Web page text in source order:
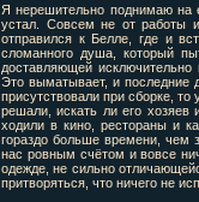
Я нерешительно поднимаю на
устал. Совсем не от работы
отправился к Белле, где и
сломанного душа, который
доставляющей исключительно
Это выматывает, и последние
присутствовали при сборке,
решали, искать ли его хозяев
ходили в кино, рестораны и
гораздо больше времени, чем
нас ровным счётом и вовсе
одежде, не сильно
притворяться, что ничего не